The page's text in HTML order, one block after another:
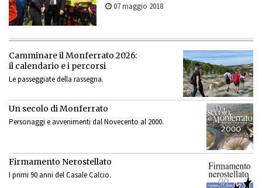
07 maggio 2018
Camminare il Monferrato 2026:
il calendario e i percorsi
Le passeggiate della rassegna.
Un secolo di Monferrato
Personaggi e avvenimenti dal Novecento al 2000.
Firmamento Nerostellato
I primi 90 anni del Casale Calcio.